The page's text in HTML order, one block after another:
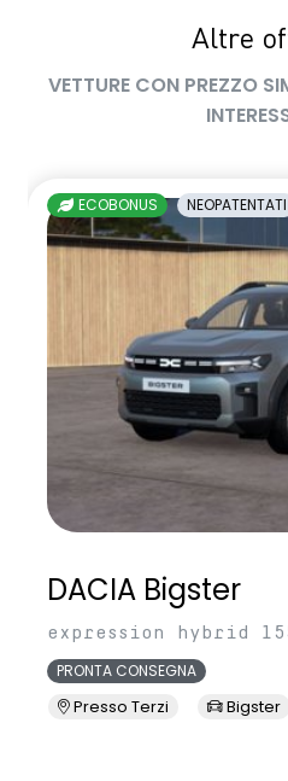
sedile passeggero regolabile in
sedili posteriori ripiegabili 1/3 -
shark antenna
sistema di controllo della
sistema di frenata
sistema multimediale openR
volante in pelle
Altre
VETTURE CON PREZZO
ECOBONUS NEOPATENTATI
DACIA Bigster
expression hybrid
PRONTA CONSEGNA
Presso Terzi Bigster